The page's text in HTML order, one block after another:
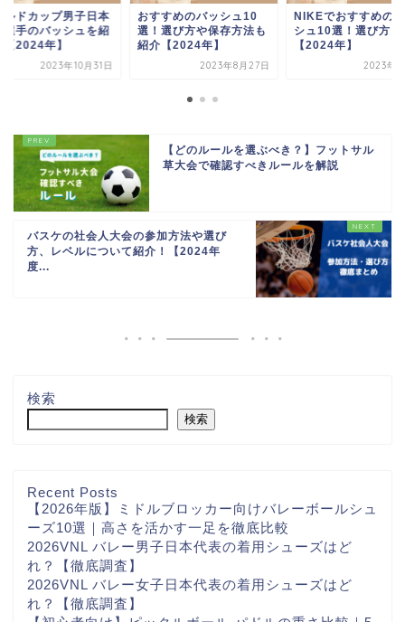
ルドカップ男子日本
選手のバッシュを紹
【2024年】
2023年10月31日
おすすめのバッシュ10
選！選び方や保存方法も
紹介【2024年】
2023年8月27日
NIKEでおすすめの
シュ10選！選び方も
【2024年】
2023年9
【どのルールを選ぶべき？】フットサル
草大会で確認すべきルールを解説
バスケの社会人大会の参加方法や選び
方、レベルについて紹介！【2024年
度...
検索
検索
Recent Posts
【2026年版】ミドルブロッカー向けバレーボールシュ
ーズ10選｜高さを活かす一足を徹底比較
2026VNL バレー男子日本代表の着用シューズはど
れ？【徹底調査】
2026VNL バレー女子日本代表の着用シューズはど
れ？【徹底調査】